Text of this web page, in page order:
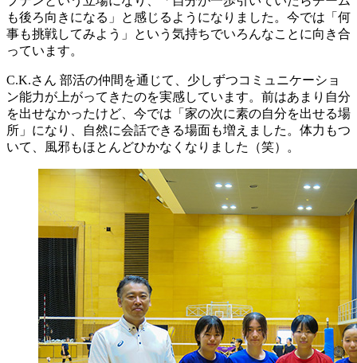
も後ろ向きになる」と感じるようになりました。今では「何
事も挑戦してみよう」という気持ちでいろんなことに向き合
っています。
C.K.さん 部活の仲間を通じて、少しずつコミュニケーショ
ン能力が上がってきたのを実感しています。前はあまり自分
を出せなかったけど、今では「家の次に素の自分を出せる場
所」になり、自然に会話できる場面も増えました。体力もつ
いて、風邪もほとんどひかなくなりました（笑）。